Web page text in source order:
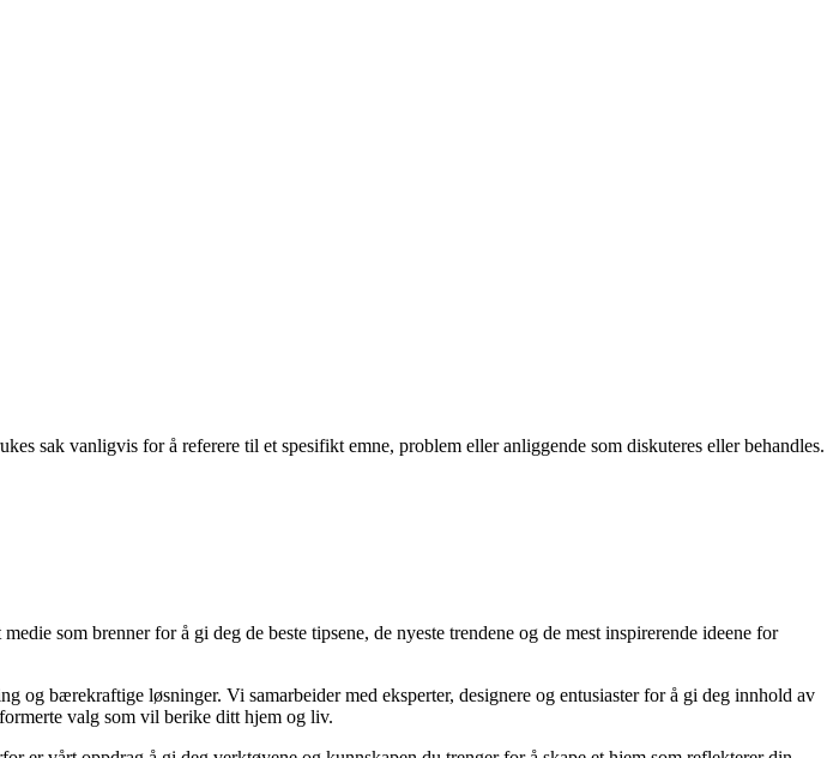
sak vanligvis for å referere til et spesifikt emne, problem eller anliggende som diskuteres eller behandles.
som brenner for å gi deg de beste tipsene, de nyeste trendene og de mest inspirerende ideene for
og bærekraftige løsninger. Vi samarbeider med eksperter, designere og entusiaster for å gi deg innhold av
valg som vil berike ditt hjem og liv.